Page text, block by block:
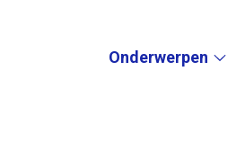
Onderwerpen